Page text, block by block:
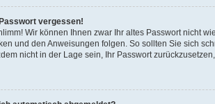
vergessen!
Wir können Ihnen zwar Ihr altes Passwort nicht
und den Anweisungen folgen. So sollten Sie sich
nicht in der Lage sein, Ihr Passwort